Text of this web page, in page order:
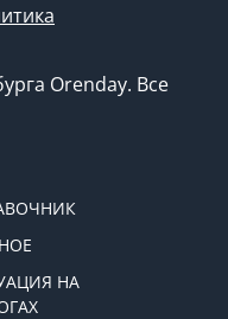
Orenday. Все
НА